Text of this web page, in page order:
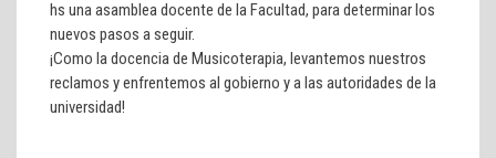
hs una asamblea docente de la Facultad, para determinar los
nuevos pasos a seguir.
¡Como la docencia de Musicoterapia, levantemos nuestros
reclamos y enfrentemos al gobierno y a las autoridades de la
universidad!